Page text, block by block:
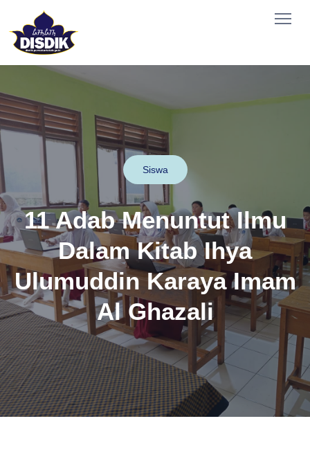
Siswa
11 Adab Menuntut Ilmu
Dalam Kitab Ihya
Ulumuddin Karaya Imam
Al Ghazali